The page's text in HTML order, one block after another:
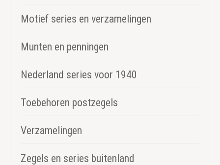
Motief series en verzamelingen
Munten en penningen
Nederland series voor 1940
Toebehoren postzegels
Verzamelingen
Zegels en series buitenland